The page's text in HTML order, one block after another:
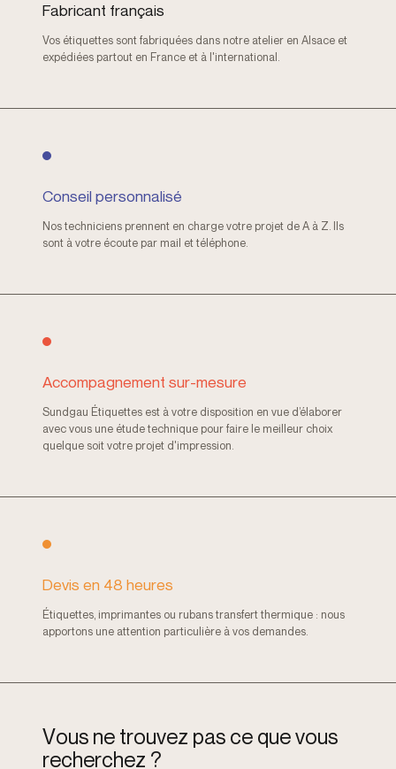
Fabricant français
Vos étiquettes sont fabriquées dans notre atelier en Alsace et
expédiées partout en France et à l'international.
Conseil personnalisé
Nos techniciens prennent en charge votre projet de A à Z. Ils
sont à votre écoute par mail et téléphone.
Accompagnement sur-mesure
Sundgau Étiquettes est à votre disposition en vue d’élaborer
avec vous une étude technique pour faire le meilleur choix
quelque soit votre projet d'impression.
Devis en 48 heures
Étiquettes, imprimantes ou rubans transfert thermique : nous
apportons une attention particulière à vos demandes.
Vous ne trouvez pas ce quevous
recherchez ?